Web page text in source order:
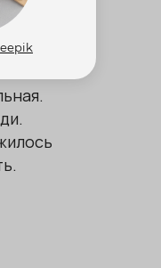
5-10